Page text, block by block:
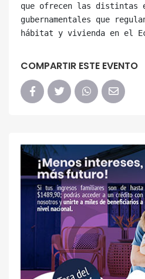
que ofrecen las distintas
gubernamentales que
COMPARTIR ESTE EVENTO